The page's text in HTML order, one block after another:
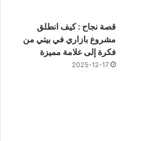
قصة نجاح : كيف انطلق
مشروع بازاري في بيتي من
فكرة إلى علامة مميزة
2025-12-17